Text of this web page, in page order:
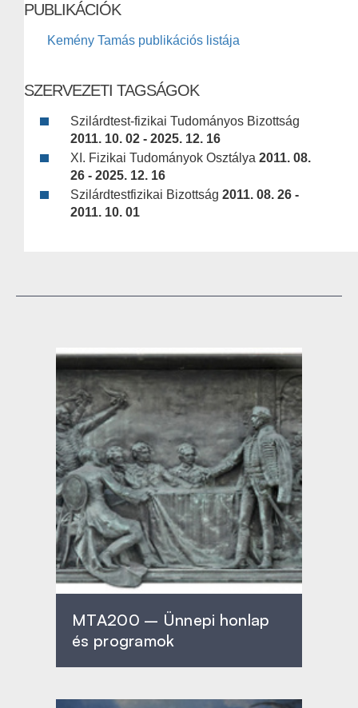
PUBLIKÁCIÓK
Kemény Tamás publikációs listája
SZERVEZETI TAGSÁGOK
Szilárdtest-fizikai Tudományos Bizottság
2011. 10. 02 - 2025. 12. 16
XI. Fizikai Tudományok Osztálya 2011. 08.
26 - 2025. 12. 16
Szilárdtestfizikai Bizottság 2011. 08. 26 -
2011. 10. 01
MTA200 – Ünnepi honlap
és programok